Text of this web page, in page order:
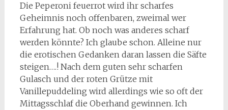
Die Peperoni feuerrot wird ihr scharfes
Geheimnis noch offenbaren, zweimal wer
Erfahrung hat. Ob noch was anderes scharf
werden könnte? Ich glaube schon. Alleine nur
die erotischen Gedanken daran lassen die Säfte
steigen….! Nach dem guten sehr scharfen
Gulasch und der roten Grütze mit
Vanillepuddeling wird allerdings wie so oft der
Mittagsschlaf die Oberhand gewinnen. Ich